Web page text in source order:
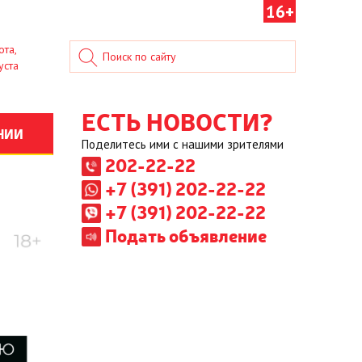
16+
ЕСТЬ НОВОСТИ?
Поделитесь ими с нашими зрителями
202-22-22
+7 (391) 202-22-22
+7 (391) 202-22-22
Подать объявление